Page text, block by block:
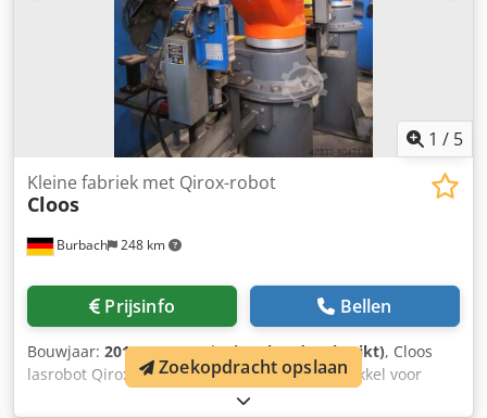
1 / 5
Burbach 248 km
Kleine fabriek met Qirox-robot
Cloos
Prijsinfo Bellen
Bouwjaar: 2011, Toestand:uitstekend (gebruikt), Cloos
lasrobot Qirox QRC 320 incl. besturing V 6, sokkel voor
staande opstelling, Cjdpjizwv Nsfx An Esrf Cloos
Zoekopdracht opslaan